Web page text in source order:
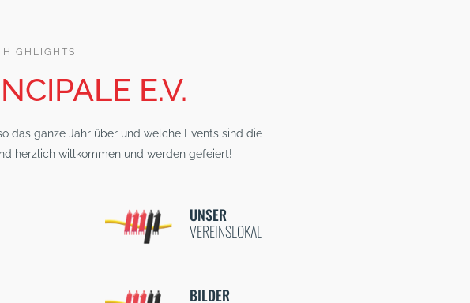
HIGHLIGHTS
E.V.
das ganze Jahr über und welche Events sind die
herzlich willkommen und werden gefeiert!
UNSER
VEREINSLOKAL
BILDER